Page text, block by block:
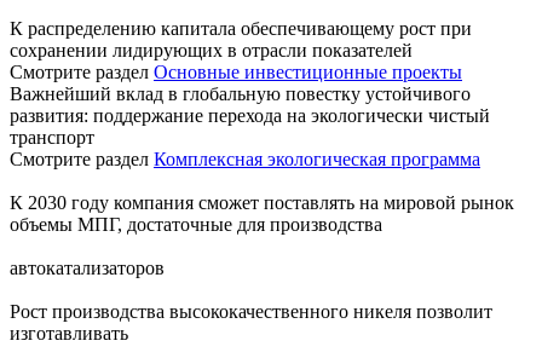
К распределению капитала обеспечивающему рост при
сохранении лидирующих в отрасли показателей
Смотрите раздел Основные инвестиционные проекты
Важнейший вклад в глобальную повестку устойчивого
развития: поддержание перехода на экологически чистый
транспорт
Смотрите раздел Комплексная экологическая программа
К 2030 году компания сможет поставлять на мировой рынок
объемы МПГ, достаточные для производства
автокатализаторов
Рост производства высококачественного никеля позволит
изготавливать